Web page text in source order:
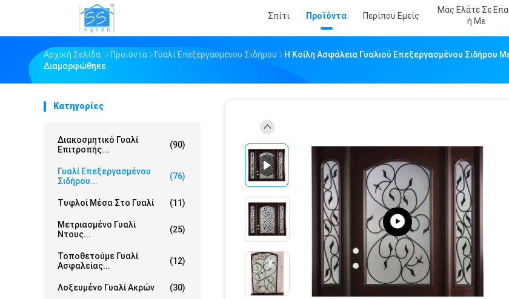
Σπίτι Προϊόντα Περίπου Εμείς
Μας Ελάτε Σε
Ή Με
Αρχική Σελίδα Προϊόντα Γυαλί Επεξεργασμένου Σιδήρου
Η Κοίλη Ασφάλεια Γυαλιού Επεξεργασμένου Σιδήρου
Διαμορφώθηκε
Κατηγορίες
Διακοσμητικό Γυαλί
Επιτροπής...
(90)
Γυαλί Επεξεργασμένου
Σιδήρου...
(76)
Τυφλοί Μέσα Στο Γυαλί (11)
Μετριασμένο Γυαλί
Ντους...
(25)
Τοποθετούμε Γυαλί
Ασφαλείας...
(12)
Λοξευμένο Γυαλί Ακρών (30)